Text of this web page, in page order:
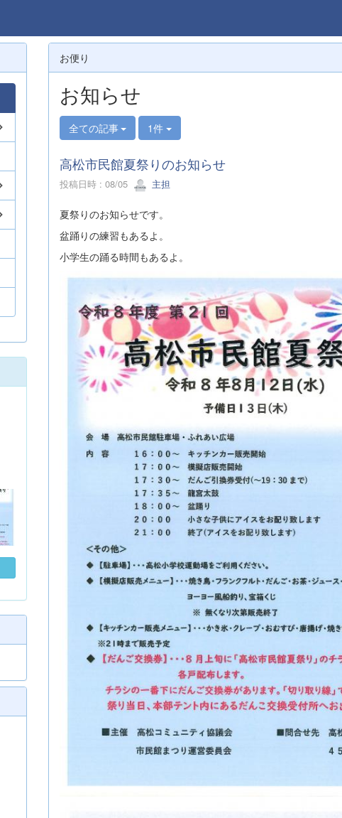
お便り
お知らせ
全ての記事 1件
高松市民館夏祭りのお知らせ
投稿日時 : 08/05 主担
夏祭りのお知らせです。
盆踊りの練習もあるよ。
小学生の踊る時間もあるよ。